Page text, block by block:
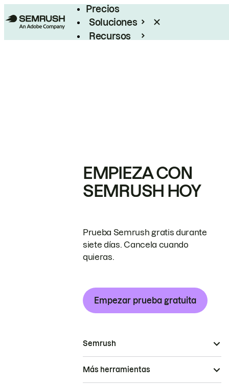
Precios
Soluciones
Recursos
EMPIEZA CON
SEMRUSH HOY
Prueba Semrush gratis durante
siete días. Cancela cuando
quieras.
Empezar prueba gratuita
Semrush
Más herramientas